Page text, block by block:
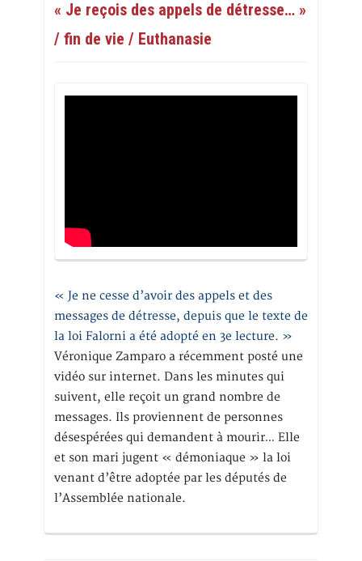
« Je reçois des appels de détresse… »
/ fin de vie / Euthanasie
« Je ne cesse d’avoir des appels et des
messages de détresse, depuis que le texte de
la loi Falorni a été adopté en 3e lecture. »
Véronique Zamparo a récemment posté une
vidéo sur internet. Dans les minutes qui
suivent, elle reçoit un grand nombre de
messages. Ils proviennent de personnes
désespérées qui demandent à mourir… Elle
et son mari jugent « démoniaque » la loi
venant d’être adoptée par les députés de
l’Assemblée nationale.